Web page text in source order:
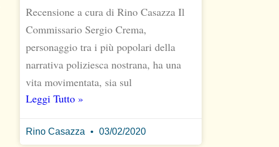
Recensione a cura di Rino Casazza Il
Commissario Sergio Crema,
personaggio tra i più popolari della
narrativa poliziesca nostrana, ha una
vita movimentata, sia sul
Leggi Tutto »
Rino Casazza 03/02/2020